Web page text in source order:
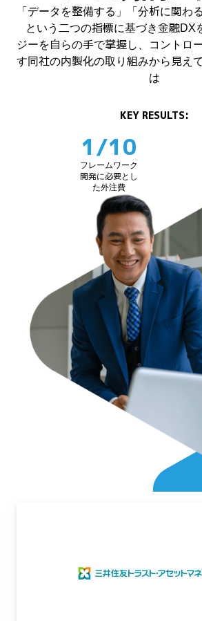
「データを整備する」「分析に関わ
という二つの指標に基づき金融DX
ジーを自らの手で掌握し、コントロ
す同社の内製化の取り組みから見え
は
KEY RESULTS:
1/10
フレームワーク
開発に必要とし
た外注費